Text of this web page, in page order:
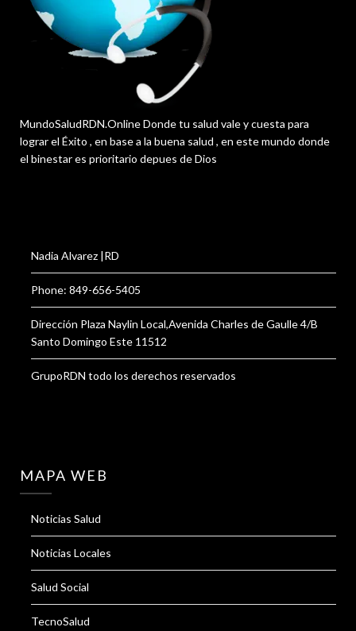
MundoSaludRDN.Online Donde tu salud vale y cuesta para
lograr el Éxito , en base a la buena salud , en este mundo donde
el binestar es prioritario depues de Dios
Nadia Alvarez |RD
Phone: 849-656-5405
Dirección Plaza Naylin Local,Avenida Charles de Gaulle 4/B
Santo Domingo Este 11512
GrupoRDN todo los derechos reservados
MAPA WEB
Noticias Salud
Noticias Locales
Salud Social
TecnoSalud